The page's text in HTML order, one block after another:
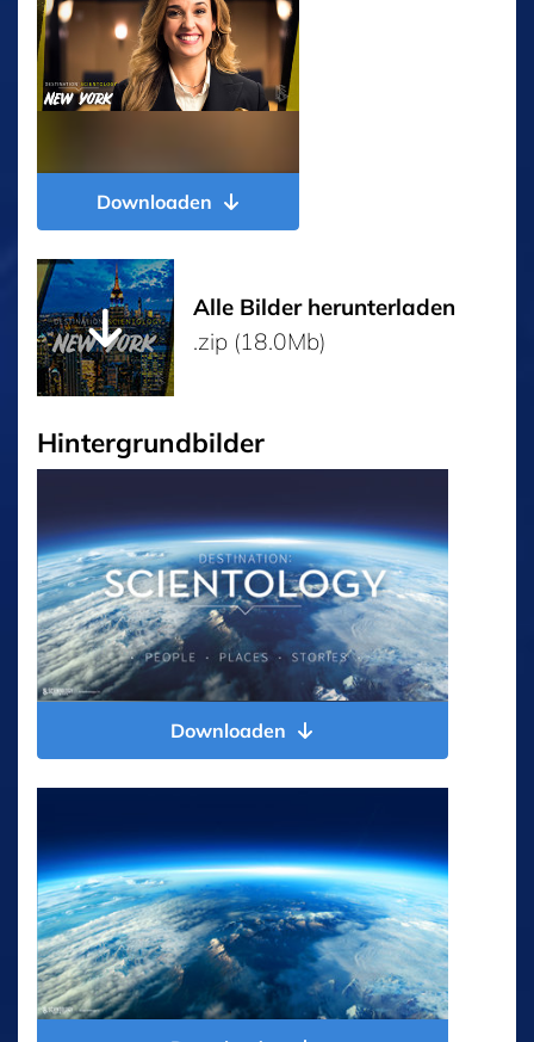
Downloaden
Alle Bilder herunterladen
.zip (18.0Mb)
Hintergrundbilder
Downloaden